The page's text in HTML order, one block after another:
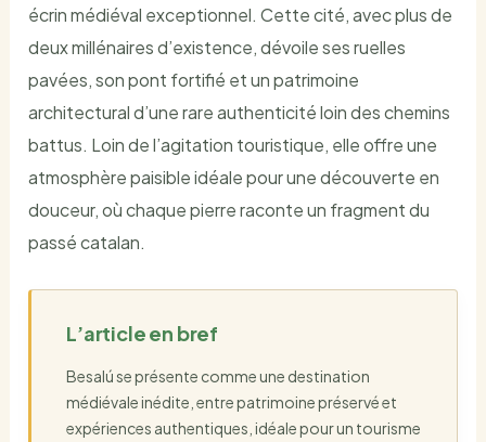
écrin médiéval exceptionnel. Cette cité, avec plus de
deux millénaires d’existence, dévoile ses ruelles
pavées, son pont fortifié et un patrimoine
architectural d’une rare authenticité loin des chemins
battus. Loin de l’agitation touristique, elle offre une
atmosphère paisible idéale pour une découverte en
douceur, où chaque pierre raconte un fragment du
passé catalan.
L’article en bref
Besalú se présente comme une destination
médiévale inédite, entre patrimoine préservé et
expériences authentiques, idéale pour un tourisme